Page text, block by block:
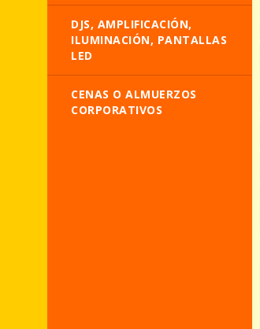
DJS, AMPLIFICACIÓN,
ILUMINACIÓN, PANTALLAS
LED
CENAS O ALMUERZOS
CORPORATIVOS